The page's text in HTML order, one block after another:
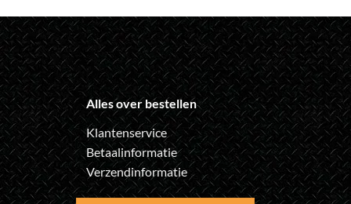
Alles over bestellen
Klantenservice
Betaalinformatie
Verzendinformatie